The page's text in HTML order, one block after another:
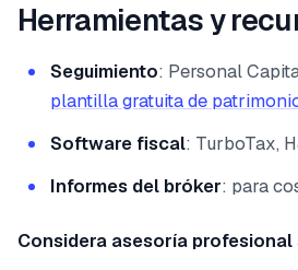
Herramientas y
Seguimiento: Personal
plantilla gratuita de
Software fiscal: TurboTax,
Informes del bróker: para
Considera asesoría profesional